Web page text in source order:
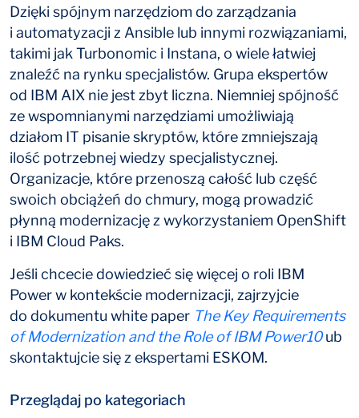
Dzięki spójnym narzędziom do zarządzania
i automatyzacji z Ansible lub innymi rozwiązaniami,
takimi jak Turbonomic i Instana, o wiele łatwiej
znaleźć na rynku specjalistów. Grupa ekspertów
od IBM AIX nie jest zbyt liczna. Niemniej spójność
ze wspomnianymi narzędziami umożliwiają
działom IT pisanie skryptów, które zmniejszają
ilość potrzebnej wiedzy specjalistycznej.
Organizacje, które przenoszą całość lub część
swoich obciążeń do chmury, mogą prowadzić
płynną modernizację z wykorzystaniem OpenShift
i IBM Cloud Paks.
Jeśli chcecie dowiedzieć się więcej o roli IBM
Power w kontekście modernizacji, zajrzyjcie
do dokumentu white paper The Key Requirements
of Modernization and the Role of IBM Power10ub
skontaktujcie się z ekspertami ESKOM.
Przeglądaj po kategoriach